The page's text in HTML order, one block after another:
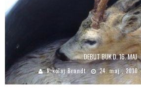
DEBUT BUK D. 16. MAJ
Nikolaj Brandt 24. maj , 2010